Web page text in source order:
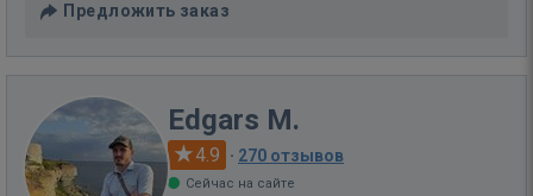
Предложить заказ
Edgars M.
4.9 · 270 отзывов
Сейчас на сайте